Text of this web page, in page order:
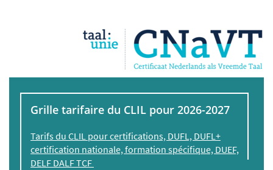
Grille tarifaire du CLIL pour 2026-2027
Tarifs du CLIL pour certifications, DUFL, DUFL+
certification nationale, formation spécifique, DUEF,
DELF DALF TCF